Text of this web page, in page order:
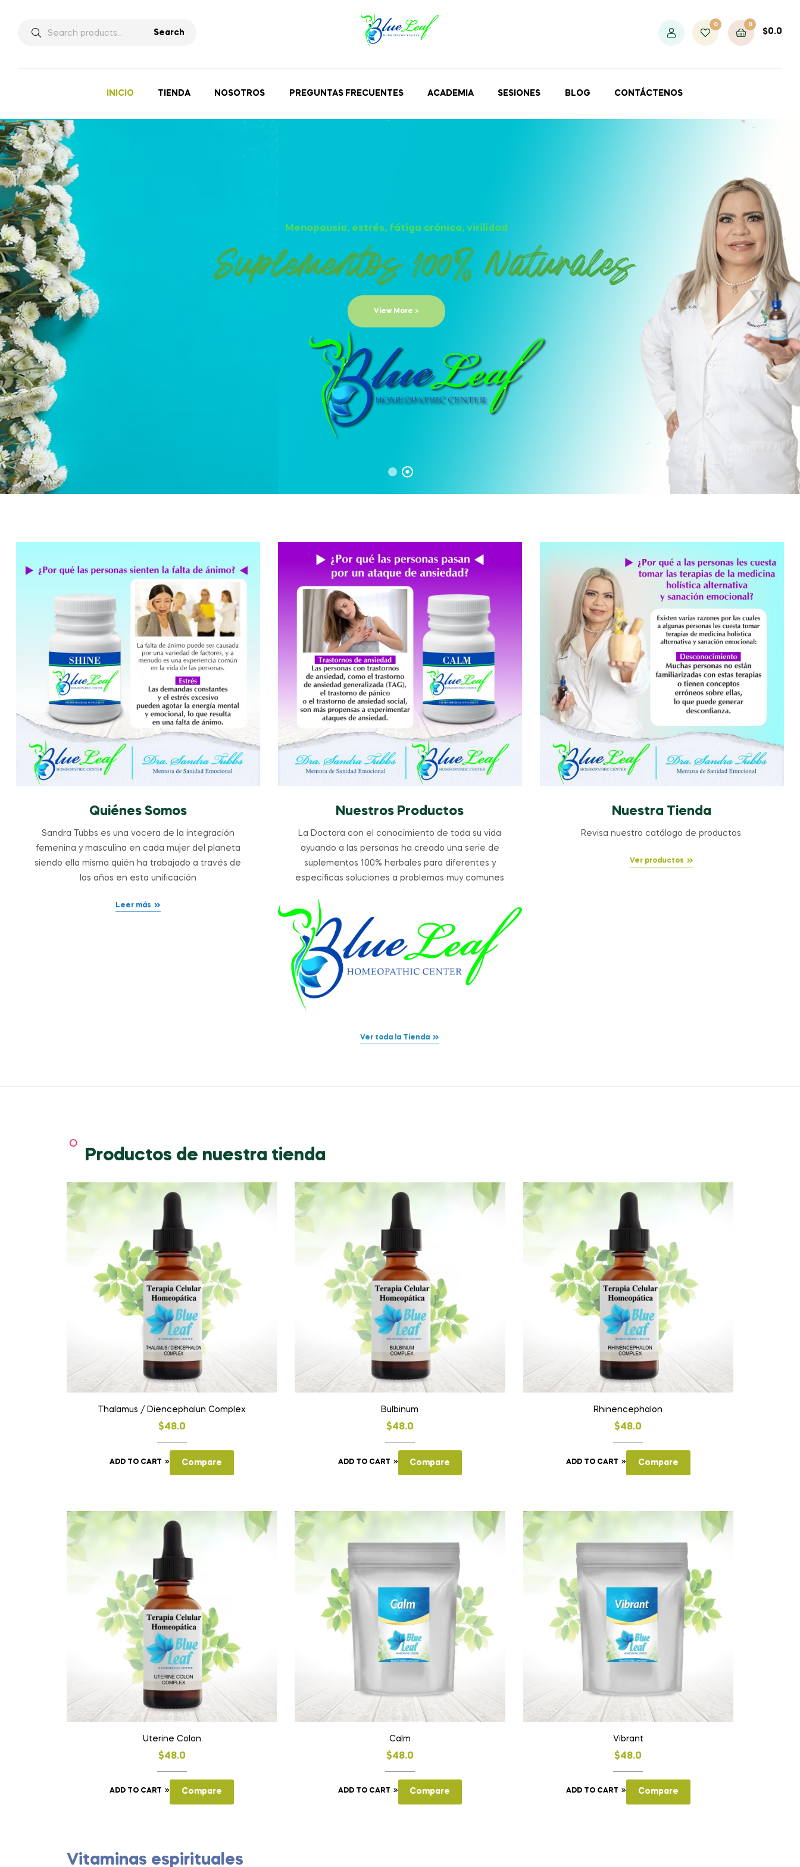
Search
0 0
$0.0
INICIO TIENDA NOSOTROS PREGUNTAS FRECUENTES ACADEMIA SESIONES BLOG CONTÁCTENOS
Menopausia, estrés, fátiga crónica, virilidad
View More
Suplementos 100% Naturales
Quiénes Somos
Sandra Tubbs es una vocera de la integración
femenina y masculina en cada mujer del planeta
siendo ella misma quién ha trabajado a través de
los años en esta unificación
Leer más
Nuestros Productos
La Doctora con el conocimiento de toda su vida
ayuando a las personas ha creado una serie de
suplementos 100% herbales para diferentes y
especificas soluciones a problemas muy comunes
Ver toda la Tienda
Nuestra Tienda
Revisa nuestro catálogo de productos.
Ver productos
Productos de nuestra tienda
Thalamus / Diencephalun Complex
$48.0
ADD TO CART Compare
Bulbinum
$48.0
ADD TO CART Compare
Rhinencephalon
$48.0
ADD TO CART Compare
Uterine Colon
$48.0
ADD TO CART Compare
Calm
$48.0
ADD TO CART Compare
Vibrant
$48.0
ADD TO CART Compare
Vitaminas espirituales